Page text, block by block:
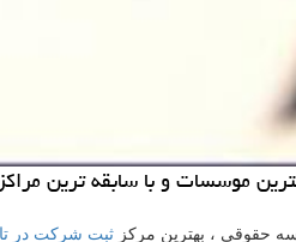
موسسات و با سابقه ترین
حقوقی ، بهترین مرکزثبت شرکت در